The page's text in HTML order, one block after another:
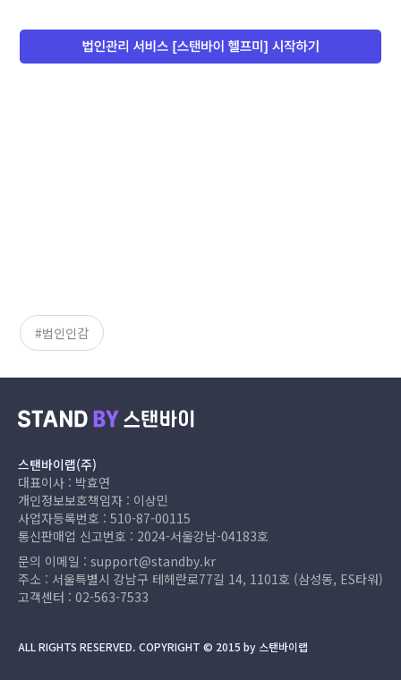
법인인감
스탠바이랩(주)
대표이사 : 박효연
개인정보보호책임자 : 이상민
사업자등록번호 : 510-87-00115
통신판매업 신고번호 : 2024-서울강남-04183호
문의 이메일 : support@standby.kr
주소 : 서울특별시 강남구 테헤란로77길 14, 1101호 (삼성동, ES타워)
고객센터 : 02-563-7533
ALL RIGHTS RESERVED. COPYRIGHT © 2015 by 스탠바이랩